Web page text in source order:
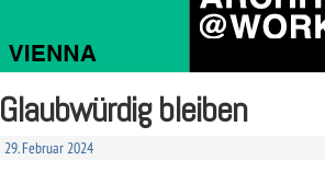
Glaubwürdig bleiben
29. Februar 2024